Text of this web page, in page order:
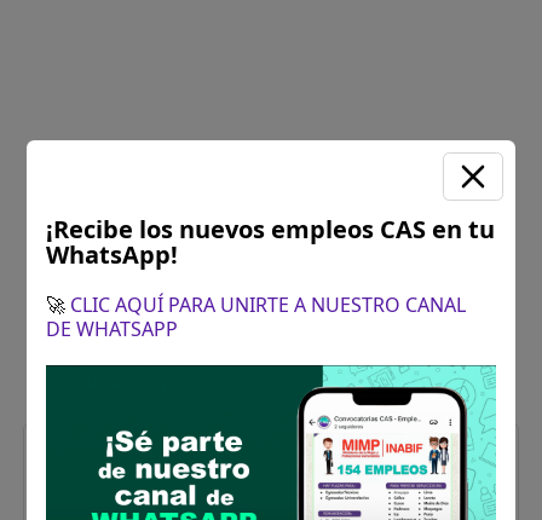
TECNICO(A) ADMINISTRATIVO
Vacantes:1
¡Recibe los nuevos empleos CAS en tu
WhatsApp!
🚀 CLIC AQUÍ PARA UNIRTE A NUESTRO CANAL
DE WHATSAPP